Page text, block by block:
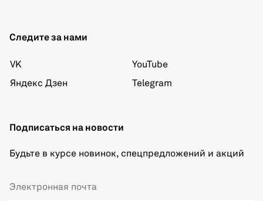
Следите за нами
VK
Яндекс Дзен
YouTube
Telegram
Подписаться на новости
Будьте в курсе новинок, спецпредложений и акций